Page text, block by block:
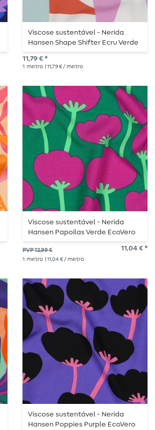
Viscose sustentável - Nerida
Hansen Shape Shifter Ecru Verde
EcoVero
11,79 € *
1 metro | 11,79 € / metro
Viscose sustentável - Nerida
Hansen Papoilas Verde EcoVero
PVP 12,99 € 11,04 € *
1 metro | 11,04 € / metro
Viscose sustentável - Nerida
Hansen Poppies Purple EcoVero